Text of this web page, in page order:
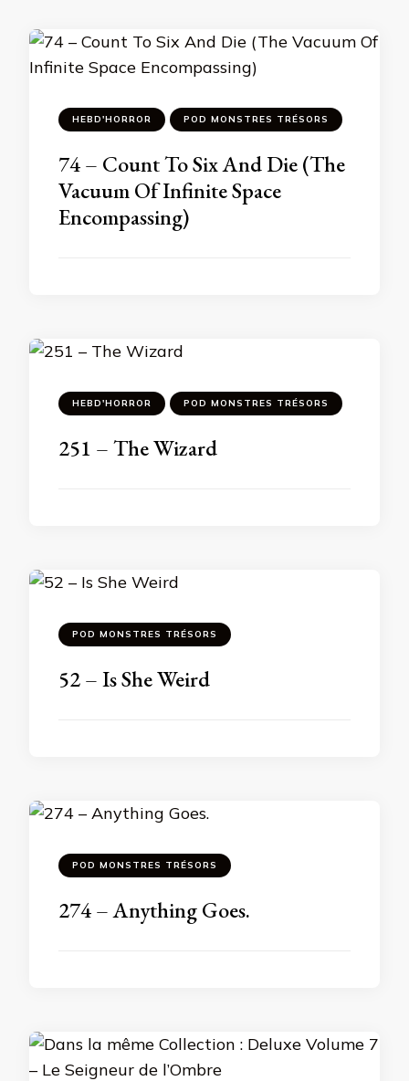
HEBD'HORROR POD MONSTRES TRÉSORS
74 – Count To Six And Die (The
Vacuum Of Infinite Space
Encompassing)
HEBD'HORROR POD MONSTRES TRÉSORS
251 – The Wizard
POD MONSTRES TRÉSORS
52 – Is She Weird
POD MONSTRES TRÉSORS
274 – Anything Goes.